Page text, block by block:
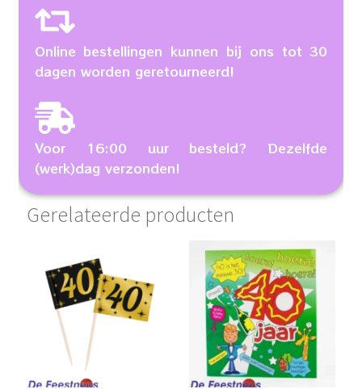
Online bestellingen kunnen bij ons tot 30
dagen worden geretourneerd!
Voor 16:00 uur besteld? Dezelfde
(werk)dag verzonden!
Gerelateerde producten